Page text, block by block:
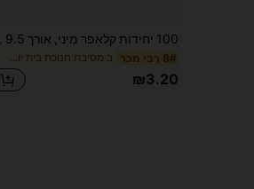
100 יחידות קלאפר מיני, אורך 9.5 ס"מ/
8# רבי מכר ב מסיבת חנוכת בית יוצרי רעש
₪3.20